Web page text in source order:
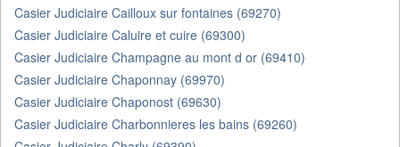
Casier Judiciaire Cailloux sur fontaines (69270)
Casier Judiciaire Caluire et cuire (69300)
Casier Judiciaire Champagne au mont d or (69410)
Casier Judiciaire Chaponnay (69970)
Casier Judiciaire Chaponost (69630)
Casier Judiciaire Charbonnieres les bains (69260)